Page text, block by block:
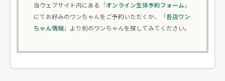
当ウェブサイト内にある 「オンライン生体予約フォーム 」
にてお好みのワンちゃんをご予約いただくか、
「各店ワン
ちゃん情報」 より別のワンちゃんを探してみてください。